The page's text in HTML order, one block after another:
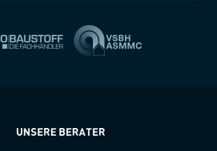
UNSERE BERATER